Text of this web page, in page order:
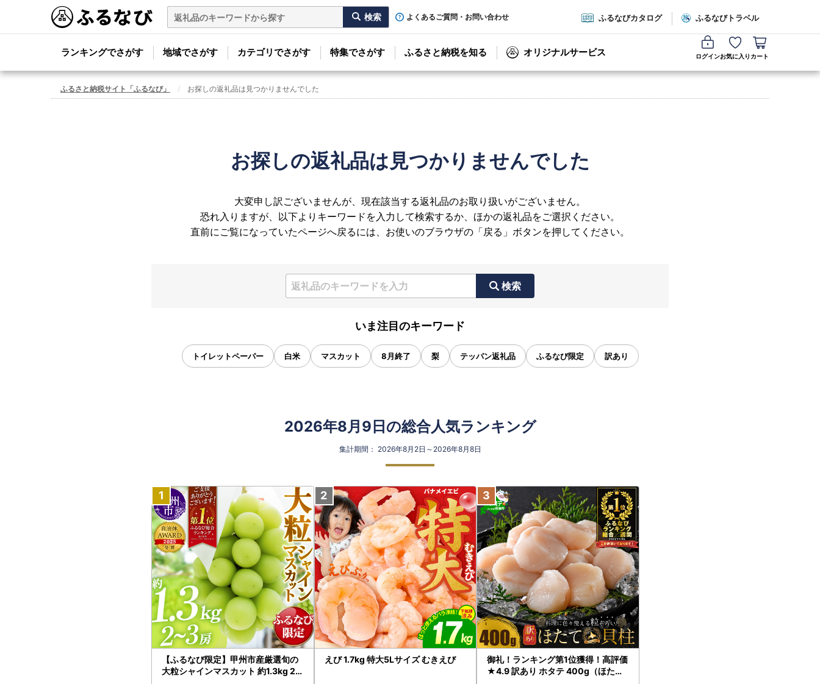
よくあるご質問・お問い合わせ ふるなびカタログ ふるなびトラベル
ランキングでさがす 地域でさがす カテゴリでさがす 特集でさがす ふるさと納税を知る オリジナルサービス ログインお気に入り カート
ふるさと納税サイト「ふるなび」 お探しの返礼品は見つかりませんでした
お探しの返礼品は見つかりませんでした
大変申し訳ございませんが、現在該当する返礼品のお取り扱いがございません。
恐れ入りますが、以下よりキーワードを入力して検索するか、ほかの返礼品をご選択ください。
直前にご覧になっていたページへ戻るには、お使いのブラウザの「戻る」ボタンを押してください。
検索
いま注目のキーワード
トイレットペーパー 白米 マスカット 8月終了 梨 テッパン返礼品 ふるなび限定 訳あり
2026年8月9日の総合人気ランキング
集計期間： 2026年8月2日～2026年8月8日
【ふるなび限定】甲州市産厳選旬の
大粒シャインマスカット 約1.3kg 2
えび 1.7kg 特大5Lサイズ むきえび
御礼！ランキング第1位獲得！高評価
★4.9 訳あり ホタテ 400g（ほたて